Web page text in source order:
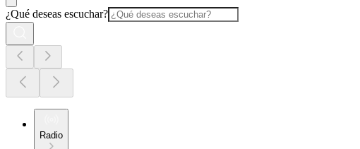
¿Qué deseas escuchar?
Radio